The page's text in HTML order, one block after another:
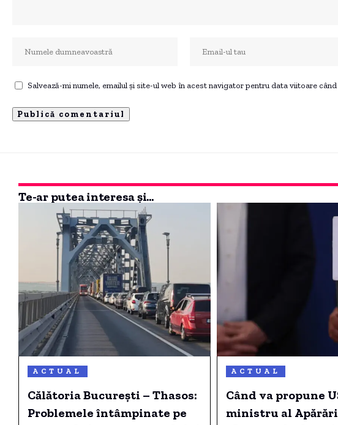
Salvează-mi numele, emailul și site-ul web în acest navigator pentru data viitoare
Te-ar putea interesa și...
ACTUAL
Călătoria București – Thasos:
Problemele întâmpinate pe
ACTUAL
Când va propune
ministru al